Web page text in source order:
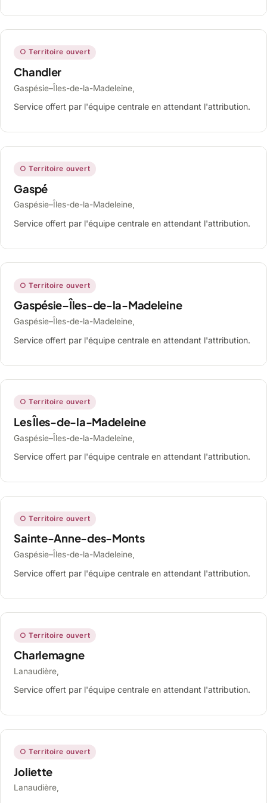
○ Territoire ouvert
Chandler
Gaspésie–Îles-de-la-Madeleine,
Service offert par l'équipe centrale en attendant l'attribution.
○ Territoire ouvert
Gaspé
Gaspésie–Îles-de-la-Madeleine,
Service offert par l'équipe centrale en attendant l'attribution.
○ Territoire ouvert
Gaspésie–Îles-de-la-Madeleine
Gaspésie–Îles-de-la-Madeleine,
Service offert par l'équipe centrale en attendant l'attribution.
○ Territoire ouvert
Les Îles-de-la-Madeleine
Gaspésie–Îles-de-la-Madeleine,
Service offert par l'équipe centrale en attendant l'attribution.
○ Territoire ouvert
Sainte-Anne-des-Monts
Gaspésie–Îles-de-la-Madeleine,
Service offert par l'équipe centrale en attendant l'attribution.
○ Territoire ouvert
Charlemagne
Lanaudière,
Service offert par l'équipe centrale en attendant l'attribution.
○ Territoire ouvert
Joliette
Lanaudière,